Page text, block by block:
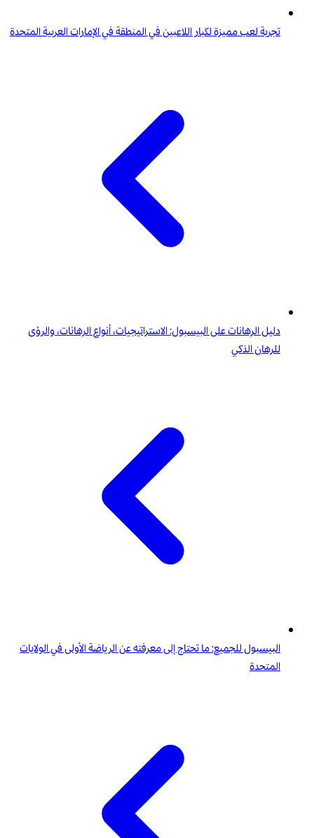
تجربة لعب مميزة لكبار اللاعبين في المنطقة في الإمارات العربية المتحدة
دليل الرهانات على البيسبول: الاستراتيجيات، أنواع الرهانات، والرؤى
للرهان الذكي
البيسبول للجميع: ما تحتاج إلى معرفته عن الرياضة الأولى في الولايات
المتحدة